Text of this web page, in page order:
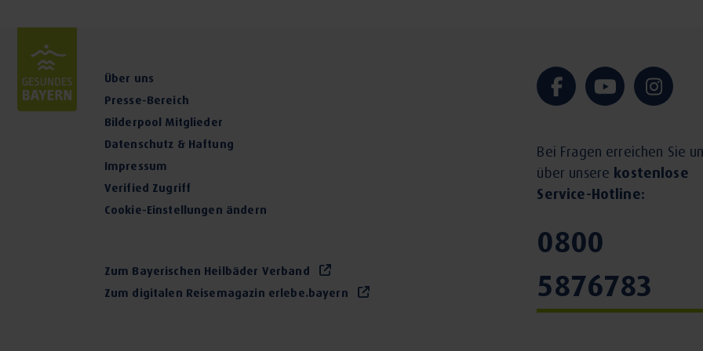
Darm-Symbioselenkung
Eigenblut-Therapie
Entspannungstherapien
Faltenunterspritzung mit Hyaluronsäure
Über uns
Presse-Bereich
Bilderpool Mitglieder
Datenschutz & Haftung
Impressum
Verified Zugriff
Cookie-Einstellungen ändern
Zum Bayerischen Heilbäder Verband
Zum digitalen Reisemagazin erlebe.bayern
Bei Fragen erreichen Sie
über unsere kostenlose
Service-Hotline:
0800
5876783